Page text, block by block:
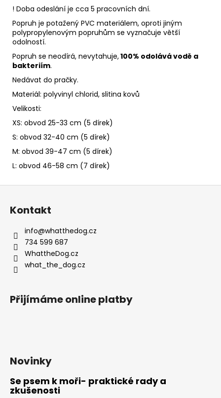
! Doba odeslání je cca 5 pracovních dní.
Popruh je potažený PVC materiálem, oproti jiným
polypropylenovým popruhům se vyznačuje větší
odolností.
Popruh se neodírá, nevytahuje,100% odolává vodě a
bakteriím.
Nedávat do pračky.
Materiál: polyvinyl chlorid, slitina kovů
Velikosti:
XS: obvod 25-33 cm (5 dírek)
S: obvod 32-40 cm (5 dírek)
M: obvod 39-47 cm (5 dírek)
L: obvod 46-58 cm (7 dírek)
Z
Kontakt
info@whatthedog.cz
734 599 687
WhattheDog.cz
what_the_dog.cz
Přijímáme online platby
Novinky
Se psem k moři- praktické rady a
zkušenosti